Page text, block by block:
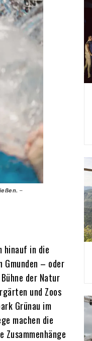
–
hinauf in die
– oder
der Natur
und Zoos
Grünau im
machen die